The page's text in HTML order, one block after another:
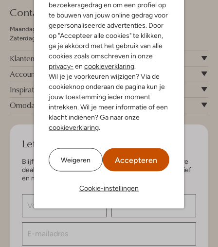
bezoekersgedrag en om een profiel op
te bouwen van jouw online gedrag voor
gepersonaliseerde advertenties. Door
op "Accepteer alle cookies" te klikken,
ga je akkoord met het gebruik van alle
cookies zoals omschreven in onze
privacy- en cookieverklaring.
Wil je je voorkeuren wijzigen? Via de
cookieknop onderaan de pagina kun je
jouw toestemming ieder moment
intrekken. Wil je meer informatie of een
klacht indienen? Ga naar onze
cookieverklaring.
Weigeren Accepteren
Cookie-instellingen
Contact
Maandag - Vrijdag 09:00 - 19:00 uur
Zaterdag 09:00 - 17:00 uur
Klantenservice
Account
Inspiratie
Omoda
Let's keep in touch!
Blijf op de hoogte van de nieuwste items en exclusieve
deals, speciaal voor jou. Schrijf je in voor de nieuwsbrief
en maak kans op € 150,- shoptegoed.